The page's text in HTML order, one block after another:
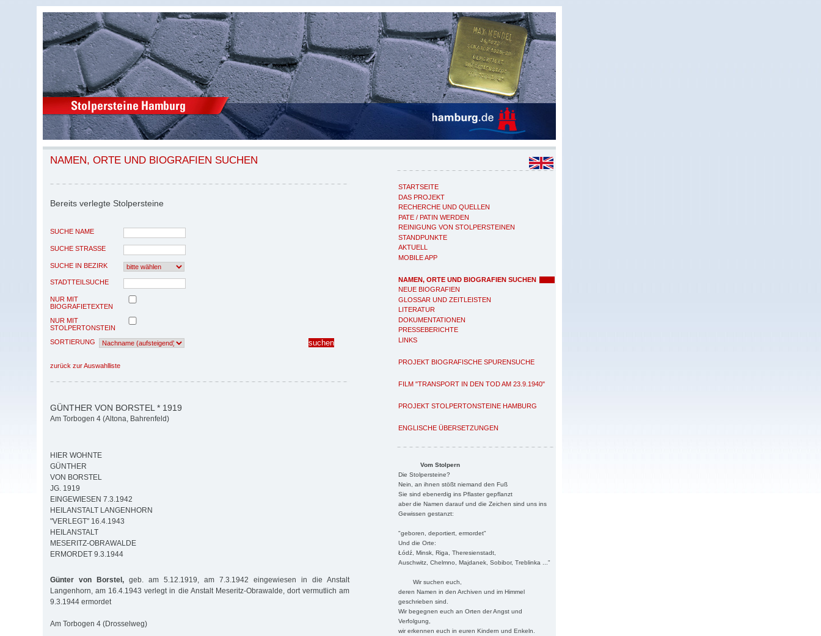
STARTSEITE
DAS PROJEKT
RECHERCHE UND QUELLEN
PATE / PATIN WERDEN
REINIGUNG VON STOLPERSTEINEN
STANDPUNKTE
AKTUELL
MOBILE APP
NAMEN, ORTE UND BIOGRAFIEN SUCHEN
NEUE BIOGRAFIEN
GLOSSAR UND ZEITLEISTEN
LITERATUR
DOKUMENTATIONEN
PRESSEBERICHTE
LINKS
PROJEKT BIOGRAFISCHE SPURENSUCHE
FILM "TRANSPORT IN DEN TOD AM 23.9.1940"
PROJEKT STOLPERTONSTEINE HAMBURG
ENGLISCHE ÜBERSETZUNGEN
Vom Stolpern
Die Stolpersteine?
Nein, an ihnen stößt niemand den Fuß
Sie sind ebenerdig ins Pflaster gepflanzt
aber die Namen darauf und die Zeichen sind uns ins
Gewissen gestanzt:
"geboren, deportiert, ermordet"
Und die Orte:
Łódź, Minsk, Riga, Theresienstadt,
Auschwitz, Chelmno, Majdanek, Sobibor, Treblinka ..."
Wir suchen euch,
deren Namen in den Archiven und im Himmel
geschrieben sind.
Wir begegnen euch an Orten der Angst und
Verfolgung,
wir erkennen euch in euren Kindern und Enkeln.
NAMEN, ORTE UND BIOGRAFIEN SUCHEN
Bereits verlegte Stolpersteine
SUCHE NAME
SUCHE STRASSE
SUCHE IN BEZIRK
STADTTEILSUCHE
NUR MIT
BIOGRAFIETEXTEN
NUR MIT
STOLPERTONSTEIN
SORTIERUNG
zurück zur Auswahlliste
GÜNTHER VON BORSTEL * 1919
Am Torbogen 4 (Altona, Bahrenfeld)
HIER WOHNTE
GÜNTHER
VON BORSTEL
JG. 1919
EINGEWIESEN 7.3.1942
HEILANSTALT LANGENHORN
"VERLEGT" 16.4.1943
HEILANSTALT
MESERITZ-OBRAWALDE
ERMORDET 9.3.1944
Günter von Borstel, geb. am 5.12.1919, am 7.3.1942 eingewiesen in die Anstalt
Langenhorn, am 16.4.1943 verlegt in die Anstalt Meseritz-Obrawalde, dort vermutlich am
9.3.1944 ermordet
Am Torbogen 4 (Drosselweg)